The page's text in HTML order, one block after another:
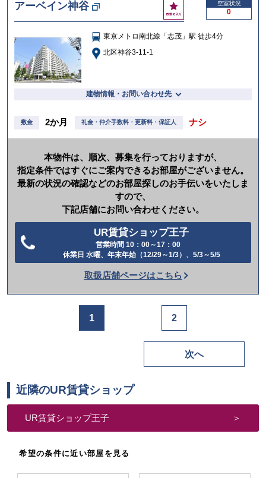
る
アーベイン神谷
お
気
入
空室状況
0
東京メトロ南北線「志茂」駅 徒歩4分
北区神谷3-11-1
建物情報・お問い合わせ先
敷金 2か月 礼金・仲介手数料・更新料・保証人 ナシ
本物件は、順次、募集を行っておりますが、
指定条件ではすぐにご案内できるお部屋がございません。
最新の状況の確認などのお部屋探しのお手伝いをいたしま
すので、
下記店舗にお問い合わせください。
UR賃貸ショップ王子
営業時間 10：00～17：00
休業日 水曜、年末年始（12/29～1/3）、5/3～5/5
話
か
取扱店舗ページはこちら
1 2
次へ
近隣のUR賃貸ショップ
UR賃貸ショップ王子
希望の条件に近い部屋を見る